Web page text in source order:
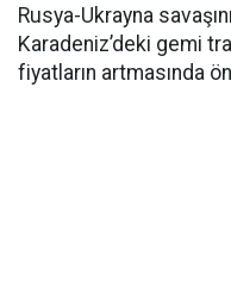
Rusya-Ukrayna
Karadeniz’deki gemi
fiyatların artmasında